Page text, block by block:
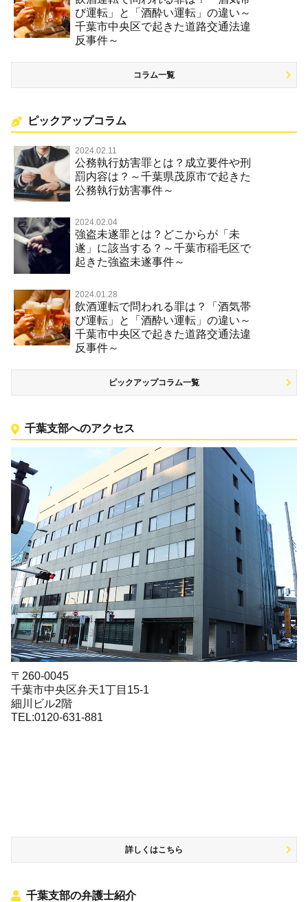
び運転」と「酒酔い運転」の違い～
千葉市中央区で起きた道路交通法違
反事件～
コラム一覧
ピックアップコラム
2024.02.11
公務執行妨害罪とは？成立要件や刑
罰内容は？～千葉県茂原市で起きた
公務執行妨害事件～
2024.02.04
強盗未遂罪とは？どこからが「未
遂」に該当する？～千葉市稲毛区で
起きた強盗未遂事件～
2024.01.28
飲酒運転で問われる罪は？「酒気帯
び運転」と「酒酔い運転」の違い～
千葉市中央区で起きた道路交通法違
反事件～
ピックアップコラム一覧
千葉支部へのアクセス
〒260-0045
千葉市中央区弁天1丁目15-1
細川ビル2階
TEL:0120-631-881
詳しくはこちら
千葉支部の弁護士紹介